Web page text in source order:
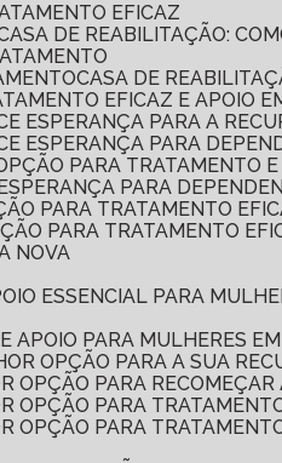
EFICAZ
CASA DE REABILITAÇÃO:
CASA DE
EFICAZ E APOIO
ESPERANÇA PARA A
ESPERANÇA PARA
PARA TRATAMENTO
PARA
PARA TRATAMENTO
PARA TRATAMENTO
NOVA
ESSENCIAL PARA
APOIO PARA MULHERES
OPÇÃO PARA A SUA
OPÇÃO PARA RECOMEÇAR
OPÇÃO PARA
OPÇÃO PARA